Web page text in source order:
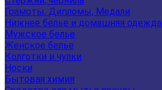
Грамоты, Дипломы, Медали
Нижнее белье и домашняя одежда
Мужское белье
Женское белье
Колготки и чулки
Носки
Бытовая химия